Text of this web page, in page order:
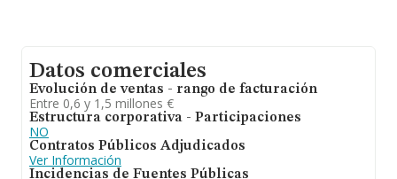
Datos comerciales
Evolución de ventas - rango de facturación
Entre 0,6 y 1,5 millones €
Estructura corporativa - Participaciones
NO
Contratos Públicos Adjudicados
Ver Información
Incidencias de Fuentes Públicas